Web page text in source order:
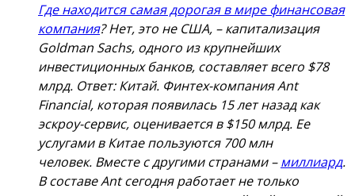
Где находится самая дорогая в мире финансовая
компания? Нет, это не США, – капитализация
Goldman Sachs, одного из крупнейших
инвестиционных банков, составляет всего $78
млрд. Ответ: Китай. Финтех-компания Ant
Financial, которая появилась 15 лет назад как
эскроу-сервис, оценивается в $150 млрд. Ее
услугами в Китае пользуются 700 млн
человек. Вместе с другими странами –миллиард.
В составе Ant сегодня работает не только